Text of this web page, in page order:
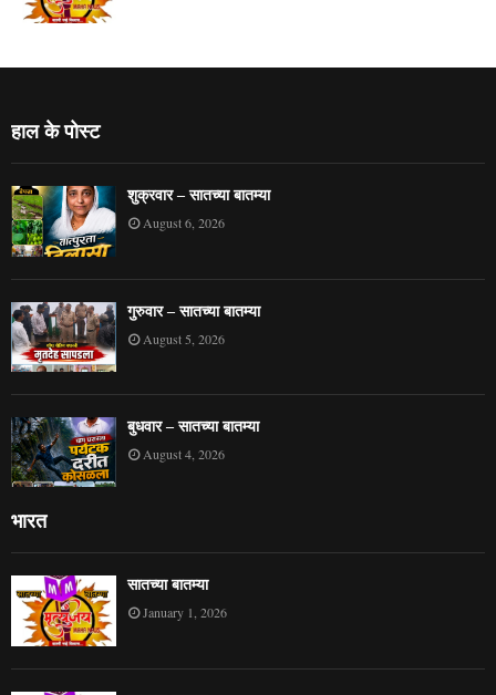
हाल के पोस्ट
शुक्रवार – सातच्या बातम्या
August 6, 2026
गुरुवार – सातच्या बातम्या
August 5, 2026
बुधवार – सातच्या बातम्या
August 4, 2026
भारत
सातच्या बातम्या
January 1, 2026